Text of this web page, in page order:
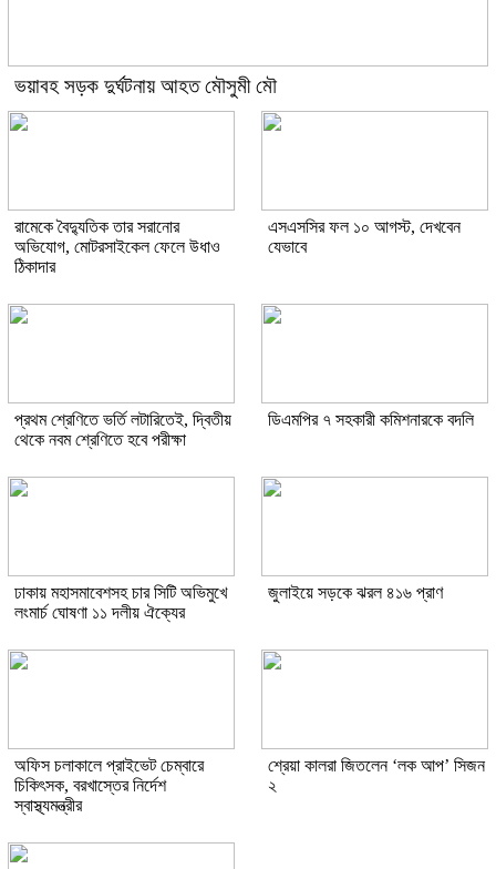
ভয়াবহ সড়ক দুর্ঘটনায় আহত মৌসুমী মৌ
রামেকে বৈদ্যুতিক তার সরানোর
অভিযোগ, মোটরসাইকেল ফেলে উধাও
ঠিকাদার
এসএসসির ফল ১০ আগস্ট, দেখবেন
যেভাবে
প্রথম শ্রেণিতে ভর্তি লটারিতেই, দ্বিতীয়
থেকে নবম শ্রেণিতে হবে পরীক্ষা
ডিএমপির ৭ সহকারী কমিশনারকে বদলি
ঢাকায় মহাসমাবেশসহ চার সিটি অভিমুখে
লংমার্চ ঘোষণা ১১ দলীয় ঐক্যের
জুলাইয়ে সড়কে ঝরল ৪১৬ প্রাণ
অফিস চলাকালে প্রাইভেট চেম্বারে
চিকিৎসক, বরখাস্তের নির্দেশ
স্বাস্থ্যমন্ত্রীর
শ্রেয়া কালরা জিতলেন ‘লক আপ’ সিজন
২